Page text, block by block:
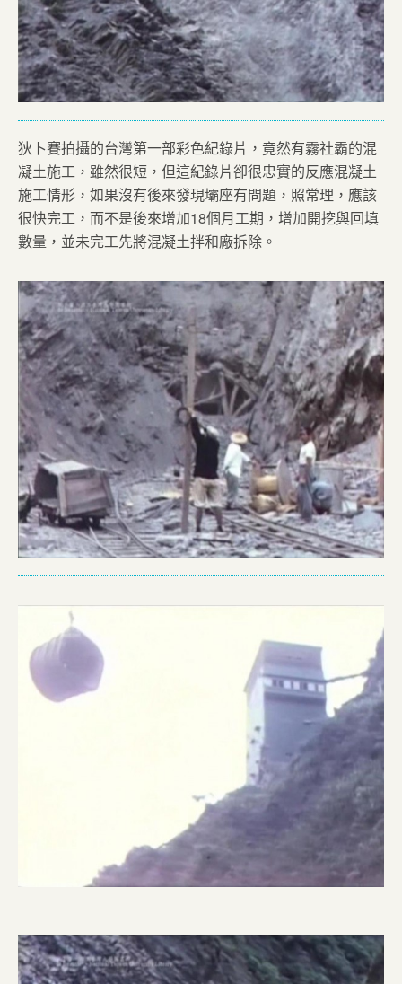
狄卜賽拍攝的台灣第一部彩色紀錄片，竟然有霧社霸的混
凝土施工，雖然很短，但這紀錄片卻很忠實的反應混凝土
施工情形，如果沒有後來發現壩座有問題，照常理，應該
很快完工，而不是後來增加18個月工期，增加開挖與回填
數量，並未完工先將混凝土拌和廠拆除。